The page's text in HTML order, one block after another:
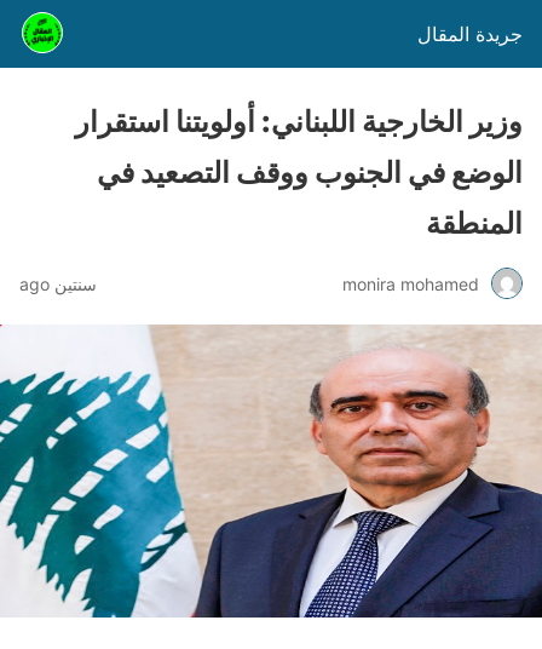
جريدة المقال
وزير الخارجية اللبناني: أولويتنا استقرار
الوضع في الجنوب ووقف التصعيد في
المنطقة
monira mohamed سنتين ago